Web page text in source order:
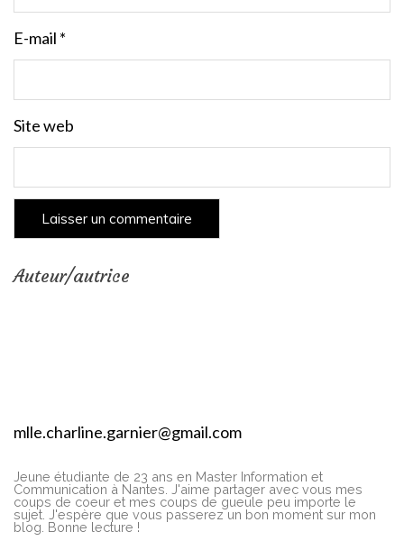
E-mail *
Site web
Auteur/autrice
mlle.charline.garnier@gmail.com
Jeune étudiante de 23 ans en Master Information et
Communication à Nantes. J'aime partager avec vous mes
coups de coeur et mes coups de gueule peu importe le
sujet. J'espère que vous passerez un bon moment sur mon
blog. Bonne lecture !